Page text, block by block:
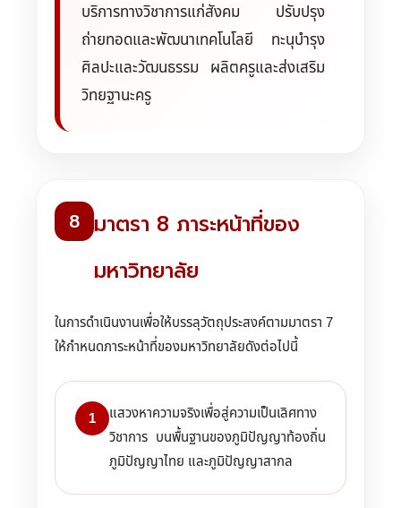
บริการทางวิชาการแก่สังคม ปรับปรุง
ถ่ายทอดและพัฒนาเทคโนโลยี ทะนุบำรุง
ศิลปะและวัฒนธรรม ผลิตครูและส่งเสริม
วิทยฐานะครู
8 มาตรา 8 ภาระหน้าที่ของ
มหาวิทยาลัย
ในการดำเนินงานเพื่อให้บรรลุวัตถุประสงค์ตามมาตรา 7
ให้กำหนดภาระหน้าที่ของมหาวิทยาลัยดังต่อไปนี้
1
แสวงหาความจริงเพื่อสู่ความเป็นเลิศทาง
วิชาการ บนพื้นฐานของภูมิปัญญาท้องถิ่น
ภูมิปัญญาไทย และภูมิปัญญาสากล